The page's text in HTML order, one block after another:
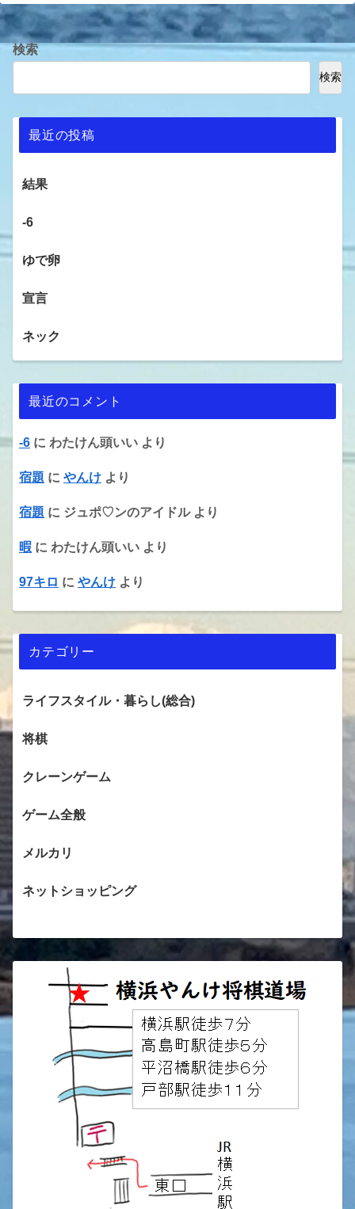
検索
検索
最近の投稿
結果
-6
ゆで卵
宣言
ネック
最近のコメント
-6 に わたけん頭いい より
宿題 に やんけ より
宿題 に ジュポ♡ンのアイドルより
暇 に わたけん頭いい より
97キロ に やんけ より
カテゴリー
ライフスタイル・暮らし(総合)
将棋
クレーンゲーム
ゲーム全般
メルカリ
ネットショッピング